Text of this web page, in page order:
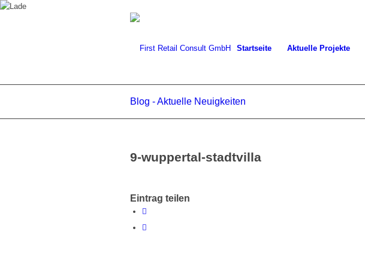
Startseite Aktuelle Projekte
Blog - Aktuelle Neuigkeiten
9-wuppertal-stadtvilla
Eintrag teilen